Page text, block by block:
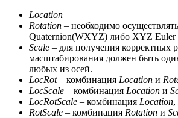
Location
Rotation – необходимо
Quaternion(WXYZ) либо XYZ Euler
Scale – для получения корректных
масштабирования должен быть
любых из осей.
LocRot– комбинация Location и
LocScale – комбинация Location и
LocRotScale – комбинация Location,
RotScale – комбинация Rotation и